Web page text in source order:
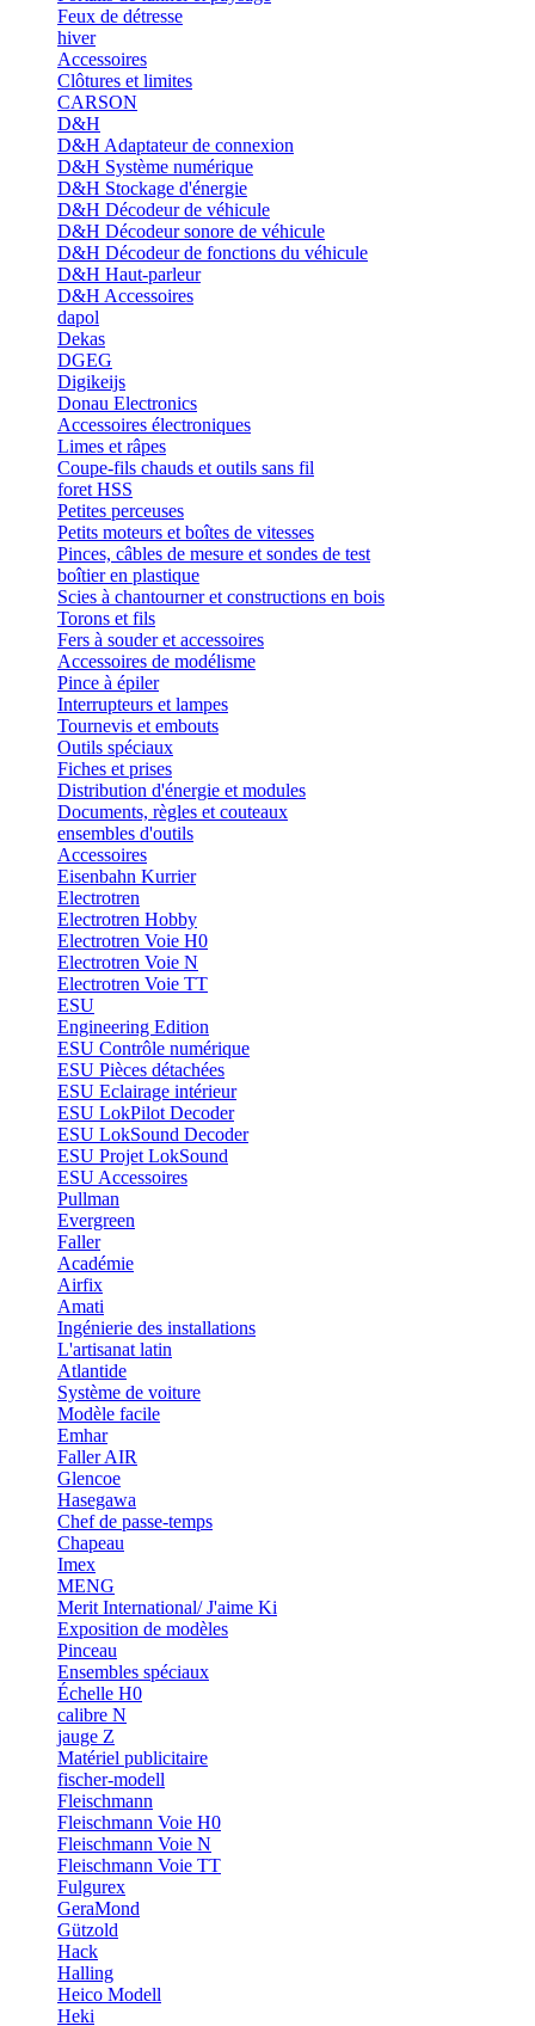
Feux de détresse
hiver
Accessoires
Clôtures et limites
CARSON
D&H
D&H Adaptateur de connexion
D&H Système numérique
D&H Stockage d'énergie
D&H Décodeur de véhicule
D&H Décodeur sonore de véhicule
D&H Décodeur de fonctions du véhicule
D&H Haut-parleur
D&H Accessoires
dapol
Dekas
DGEG
Digikeijs
Donau Electronics
Accessoires électroniques
Limes et râpes
Coupe-fils chauds et outils sans fil
foret HSS
Petites perceuses
Petits moteurs et boîtes de vitesses
Pinces, câbles de mesure et sondes de test
boîtier en plastique
Scies à chantourner et constructions en bois
Torons et fils
Fers à souder et accessoires
Accessoires de modélisme
Pince à épiler
Interrupteurs et lampes
Tournevis et embouts
Outils spéciaux
Fiches et prises
Distribution d'énergie et modules
Documents, règles et couteaux
ensembles d'outils
Accessoires
Eisenbahn Kurrier
Electrotren
Electrotren Hobby
Electrotren Voie H0
Electrotren Voie N
Electrotren Voie TT
ESU
Engineering Edition
ESU Contrôle numérique
ESU Pièces détachées
ESU Eclairage intérieur
ESU LokPilot Decoder
ESU LokSound Decoder
ESU Projet LokSound
ESU Accessoires
Pullman
Evergreen
Faller
Académie
Airfix
Amati
Ingénierie des installations
L'artisanat latin
Atlantide
Système de voiture
Modèle facile
Emhar
Faller AIR
Glencoe
Hasegawa
Chef de passe-temps
Chapeau
Imex
MENG
Merit International/ J'aime Ki
Exposition de modèles
Pinceau
Ensembles spéciaux
Échelle H0
calibre N
jauge Z
Matériel publicitaire
fischer-modell
Fleischmann
Fleischmann Voie H0
Fleischmann Voie N
Fleischmann Voie TT
Fulgurex
GeraMond
Gützold
Hack
Halling
Heico Modell
Heki